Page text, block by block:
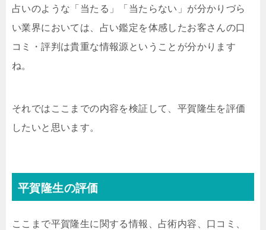
占いのような「当たる」「当たらない」が分かりづら
い業界においては、占い鑑定を体感したお客さんの口
コミ・評判は貴重な情報源ということが分かります
ね。
それではここまでの内容を検証して、平賀隆生を評価
したいと思います。
平賀隆生の評価
ここまで平賀隆生に関する情報、占術内容、口コミ、